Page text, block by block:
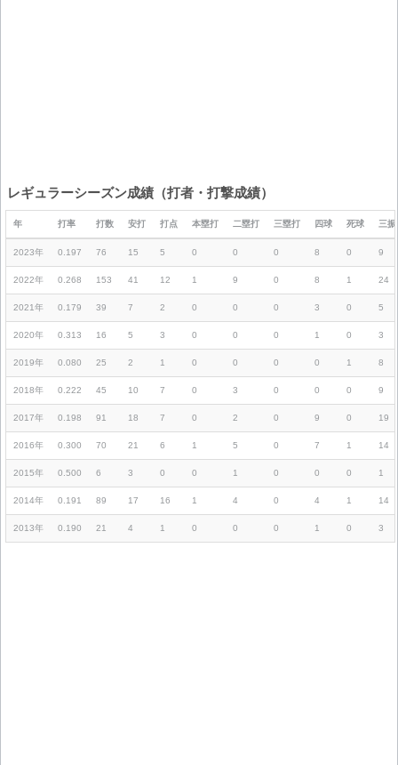
レギュラーシーズン成績（打者・打撃成績）
年 打率 打数 安打 打点 本塁打 二塁打 三塁打 四球 死球 三振
2023年 0.197 76 15 5 0 0 0 8 0 9
2022年 0.268 153 41 12 1 9 0 8 1 24
2021年 0.179 39 7 2 0 0 0 3 0 5
2020年 0.313 16 5 3 0 0 0 1 0 3
2019年 0.080 25 2 1 0 0 0 0 1 8
2018年 0.222 45 10 7 0 3 0 0 0 9
2017年 0.198 91 18 7 0 2 0 9 0 19
2016年 0.300 70 21 6 1 5 0 7 1 14
2015年 0.500 6 3 0 0 1 0 0 0 1
2014年 0.191 89 17 16 1 4 0 4 1 14
2013年 0.190 21 4 1 0 0 0 1 0 3